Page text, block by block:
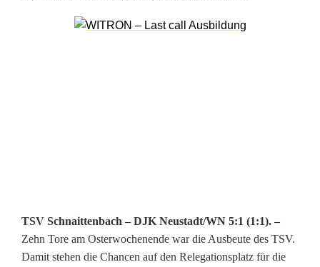
TSV Schnaittenbach – DJK Neustadt/WN 5:1 (1:1). –
Zehn Tore am Osterwochenende war die Ausbeute des TSV.
Damit stehen die Chancen auf den Relegationsplatz für die